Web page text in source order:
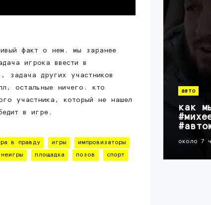
факт о нем. мы заранее
игрока ввести в
задача других участников
остальные ничего. кто
участника, который не нашел
в игре.
в правду игры импровизаторы
неигры площадка позов спорт
авто
как
около 7